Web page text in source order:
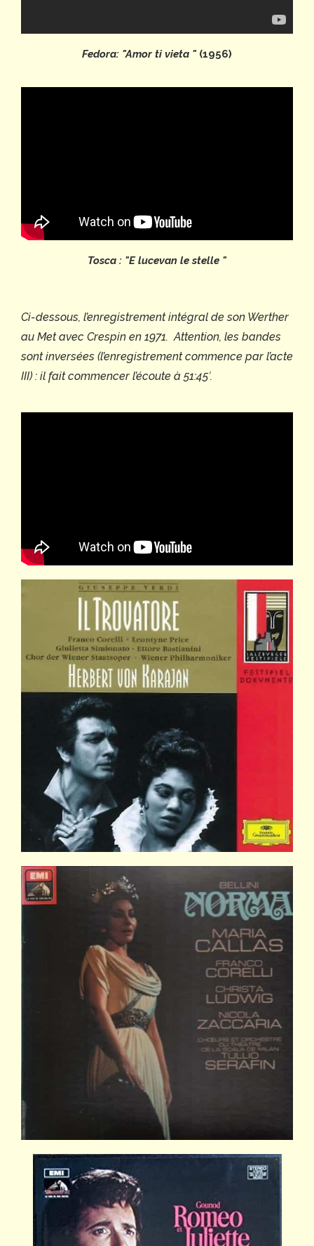
Fedora: "Amor ti vieta "(1956)
Tosca : "E lucevan le stelle "
Ci-dessous, l’enregistrement intégral de son Werther
au Met avec Crespin en 1971. Attention, les bandes
sont inversées (l’enregistrement commence par l’acte
III) : il fait commencer l’écoute à 51:45′.